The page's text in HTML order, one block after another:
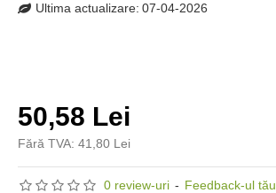
0 review-uri - Feedback-ul tău
50,58 Lei
Fără TVA: 41,80 Lei
Ultima actualizare: 07-04-2026